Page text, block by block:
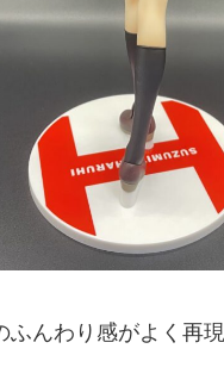
ふんわり感がよく再